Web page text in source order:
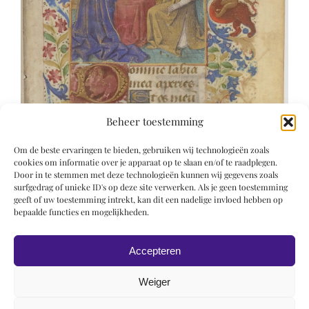
Beheer toestemming
Om de beste ervaringen te bieden, gebruiken wij technologieën zoals
cookies om informatie over je apparaat op te slaan en/of te raadplegen.
Door in te stemmen met deze technologieën kunnen wij gegevens zoals
surfgedrag of unieke ID's op deze site verwerken. Als je geen toestemming
geeft of uw toestemming intrekt, kan dit een nadelige invloed hebben op
bepaalde functies en mogelijkheden.
Accepteren
Weiger